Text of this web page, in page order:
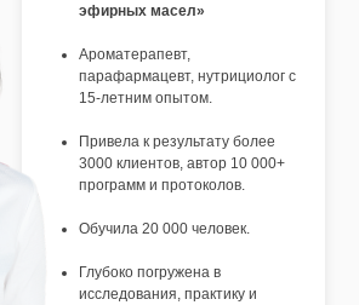
эфирных масел»
Ароматерапевт,
парафармацевт, нутрициолог с
15-летним опытом.
Привела к результату более
3000 клиентов, автор 10 000+
программ и протоколов.
Обучила 20 000 человек.
Глубоко погружена в
исследования, практику и